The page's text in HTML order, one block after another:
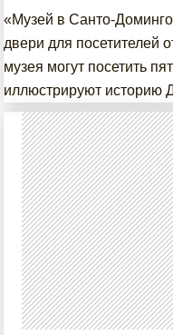
«Музей в Санто-
двери для посетителей
музея могут посетить
иллюстрируют историю